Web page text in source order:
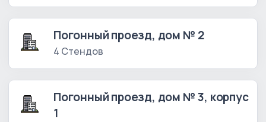
Погонный проезд, дом № 2
4 Стендов
Погонный проезд, дом № 3, корпус
1